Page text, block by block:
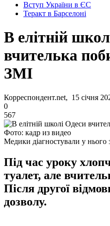
Вступ України в ЄС
Теракт в Барселоні
В елітній
вчителька
ЗМІ
Корреспондент.net, 15 січня
0
567
Фото: кадр из видео
Медики діагностували у нього
Під час уроку
туалет, але
Після другої
дозволу.